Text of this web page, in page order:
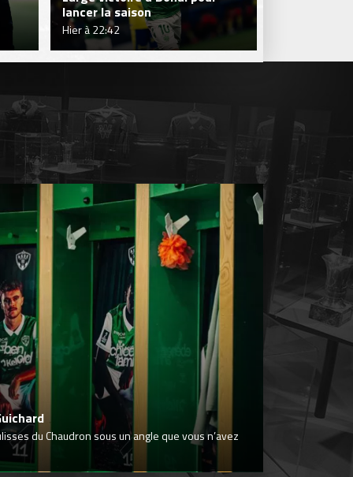
lancer la saison
Hier à 22:42
du Chaudron sous un angle que vous n’avez